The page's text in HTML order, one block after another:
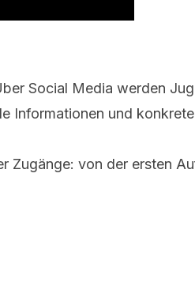
Social Media werden
Informationen und
Zugänge: von der ersten